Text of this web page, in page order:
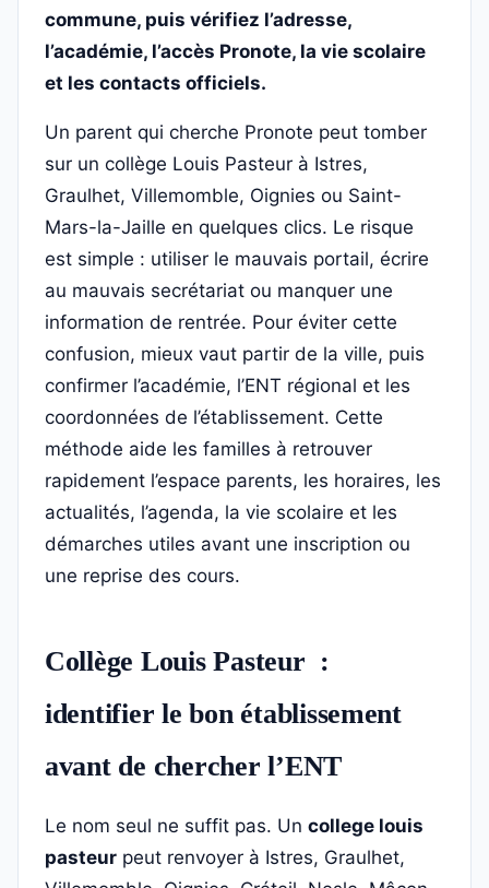
commune, puis vérifiez l’adresse,
l’académie, l’accès Pronote, la vie scolaire
et les contacts officiels.
Un parent qui cherche Pronote peut tomber
sur un collège Louis Pasteur à Istres,
Graulhet, Villemomble, Oignies ou Saint-
Mars-la-Jaille en quelques clics. Le risque
est simple : utiliser le mauvais portail, écrire
au mauvais secrétariat ou manquer une
information de rentrée. Pour éviter cette
confusion, mieux vaut partir de la ville, puis
confirmer l’académie, l’ENT régional et les
coordonnées de l’établissement. Cette
méthode aide les familles à retrouver
rapidement l’espace parents, les horaires, les
actualités, l’agenda, la vie scolaire et les
démarches utiles avant une inscription ou
une reprise des cours.
Collège Louis Pasteur :
identifier le bon établissement
avant de chercher l’ENT
Le nom seul ne suffit pas. Un college louis
pasteur peut renvoyer à Istres, Graulhet,